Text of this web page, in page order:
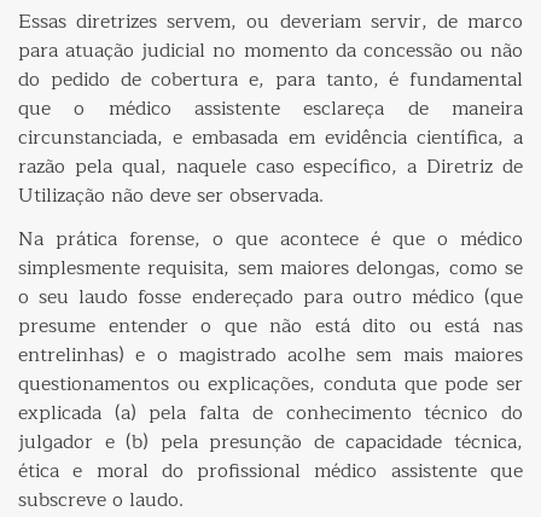
Essas diretrizes servem, ou deveriam servir, de marco
para atuação judicial no momento da concessão ou não
do pedido de cobertura e, para tanto, é fundamental
que o médico assistente esclareça de maneira
circunstanciada, e embasada em evidência científica, a
razão pela qual, naquele caso específico, a Diretriz de
Utilização não deve ser observada.
Na prática forense, o que acontece é que o médico
simplesmente requisita, sem maiores delongas, como se
o seu laudo fosse endereçado para outro médico (que
presume entender o que não está dito ou está nas
entrelinhas) e o magistrado acolhe sem mais maiores
questionamentos ou explicações, conduta que pode ser
explicada (a) pela falta de conhecimento técnico do
julgador e (b) pela presunção de capacidade técnica,
ética e moral do profissional médico assistente que
subscreve o laudo.